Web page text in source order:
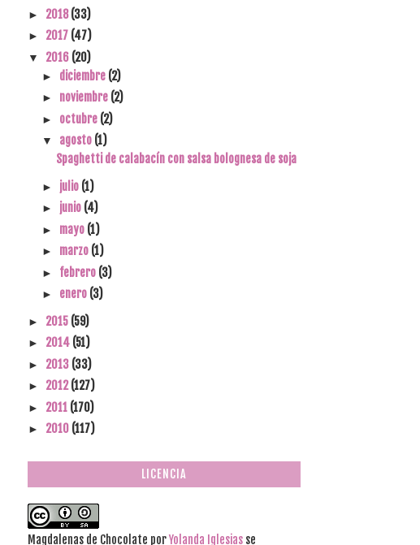
► 2018(33)
► 2017 (47)
▼ 2016 (20)
► diciembre (2)
► noviembre (2)
► octubre (2)
▼ agosto (1)
Spaghetti de calabacín con salsa bolognesa de soja
► julio (1)
► junio (4)
► mayo (1)
► marzo (1)
► febrero (3)
► enero (3)
► 2015 (59)
► 2014 (51)
► 2013 (33)
► 2012(127)
► 2011 (170)
► 2010 (117)
LICENCIA
Magdalenas de Chocolate porYolanda Iglesias se